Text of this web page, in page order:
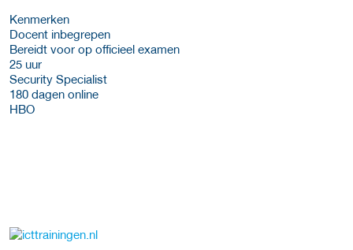
Kenmerken
Docent inbegrepen
Bereidt voor op officieel examen
25 uur
Security Specialist
180 dagen online
HBO
over deze opleider